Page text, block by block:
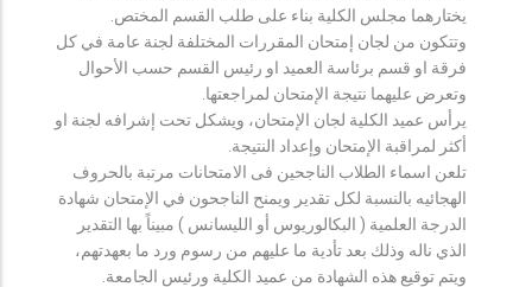
يختارهما مجلس الكلية بناء على طلب القسم المختص.
وتتكون من لجان إمتحان المقررات المختلفة لجنة عامة في كل
فرقة او قسم برئاسة العميد او رئيس القسم حسب الأحوال
وتعرض عليهما نتيجة الإمتحان لمراجعتها.
يرأس عميد الكلية لجان الإمتحان، ويشكل تحت إشرافه لجنة او
أكثر لمراقبة الإمتحان وإعداد النتيجة.
تلعن اسماء الطلاب الناجحين فى الامتحانات مرتبة بالحروف
الهجائيه بالنسبة لكل تقدير ويمنح الناجحون في الإمتحان شهادة
الدرجة العلمية ( البكالوريوس أو الليسانس ) مبيناً بها التقدير
الذي ناله وذلك بعد تأدية ما عليهم من رسوم ورد ما بعهدتهم،
ويتم توقيع هذه الشهادة من عميد الكلية ورئيس الجامعة.